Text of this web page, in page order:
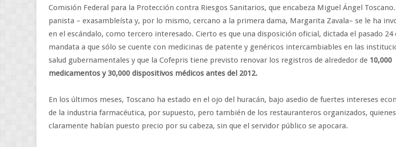
Comisión Federal para la Protección contra Riesgos Sanitarios, que encabeza Miguel Ángel
panista – exasambleísta y, por lo mismo, cercano a la primera dama, Margarita Zavala– se le ha
en el escándalo, como tercero interesado. Cierto es que una disposición oficial, dictada el pasado 24
mandata a que sólo se cuente con medicinas de patente y genéricos intercambiables en las
salud gubernamentales y que la Cofepris tiene previsto renovar los registros de alrededor de 10,000
medicamentos y 30,000 dispositivos médicos antes del 2012.
En los últimos meses, Toscano ha estado en el ojo del huracán, bajo asedio de fuertes intereses
de la industria farmacéutica, por supuesto, pero también de los restauranteros organizados, quienes
claramente habían puesto precio por su cabeza, sin que el servidor público se apocara.